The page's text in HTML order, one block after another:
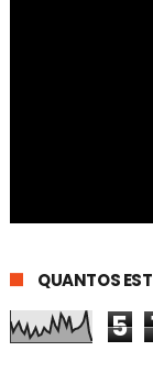
QUANTOS
5